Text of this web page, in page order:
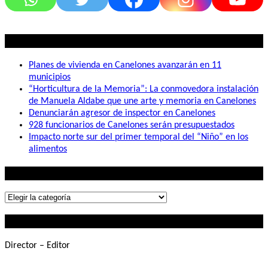
Planes de vivienda en Canelones avanzarán en 11
municipios
“Horticultura de la Memoria”: La conmovedora instalación
de Manuela Aldabe que une arte y memoria en Canelones
Denunciarán agresor de inspector en Canelones
928 funcionarios de Canelones serán presupuestados
Impacto norte sur del primer temporal del “Niño” en los
alimentos
Lo
Director – Editor